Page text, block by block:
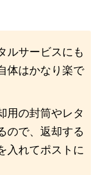
ルサービスにも
体はかなり楽で
用の封筒やレタ
ので、返却する
入れてポストに